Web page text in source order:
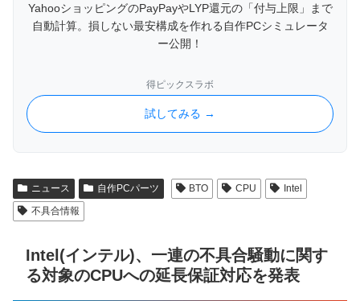
YahooショッピングのPayPayやLYP還元の「付与上限」まで
自動計算。損しない最安構成を作れる自作PCシミュレータ
ー公開！
得ピックスラボ
試してみる →
ニュース 自作PCパーツ BTO CPU
Intel
不具合情報
Intel(インテル)、一連の不具合騒動に関す
る対象のCPUへの延長保証対応を発表